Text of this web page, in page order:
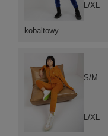
S/M
L/XL
kobaltowy
L/XL